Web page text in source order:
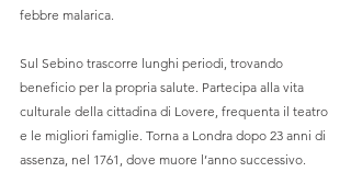
febbre malarica.
Sul Sebino trascorre lunghi periodi, trovando
beneficio per la propria salute. Partecipa alla vita
culturale della cittadina di Lovere, frequenta il teatro
e le migliori famiglie. Torna a Londra dopo 23 anni di
assenza, nel 1761, dove muore l’anno successivo.